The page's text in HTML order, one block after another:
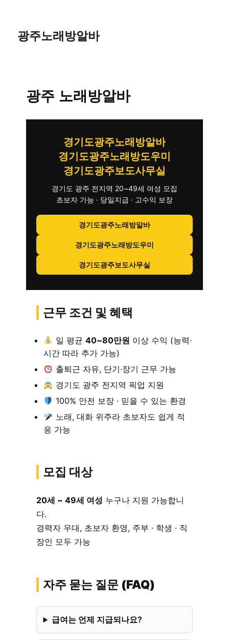
광주노래방알바
광주 노래방알바
경기도광주노래방알바
경기도광주노래방도우미
경기도광주보도사무실
경기도 광주 전지역 20~49세 여성 모집
초보자 가능 · 당일지급 · 고수익 보장
경기도광주노래방알바
경기도광주노래방도우미
경기도광주보도사무실
근무 조건 및 혜택
일 평균 40~80만원 이상 수익 (능력·
시간 따라 추가 가능)
출퇴근 자유, 단기·장기 근무 가능
경기도 광주 전지역 픽업 지원
100% 안전 보장 · 믿을 수 있는 환경
노래, 대화 위주라 초보자도 쉽게 적
응 가능
모집 대상
20세 ~ 49세 여성 누구나 지원 가능합니
다.
경력자 우대, 초보자 환영, 주부 · 학생 · 직
장인 모두 가능
자주 묻는 질문 (FAQ)
급여는 언제 지급되나요?